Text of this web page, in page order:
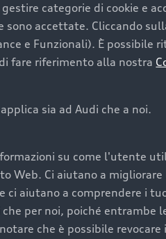
sostenibilità. Per fare un
usata perfetta tramite
prossima
al prezzo e all'aspetto,
e a una maggiore
una manutenzione
categorie di cookie e
accettate. Cliccando
e Funzionali). È possibile
fare riferimento alla nostra
sia ad Audi che a noi.
su come l'utente
Web. Ci aiutano a
aiutano a comprendere i
per noi, poiché entrambe
che è possibile